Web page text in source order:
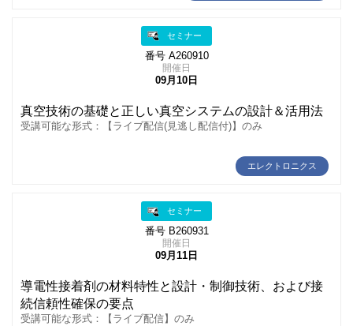
セミナー
番号 A260910
開催日
09月10日
真空技術の基礎と正しい真空システムの設計＆活用法
受講可能な形式：【ライブ配信(見逃し配信付)】のみ
エレクトロニクス
セミナー
番号 B260931
開催日
09月11日
導電性接着剤の材料特性と設計・制御技術、および接
続信頼性確保の要点
受講可能な形式：【ライブ配信】のみ